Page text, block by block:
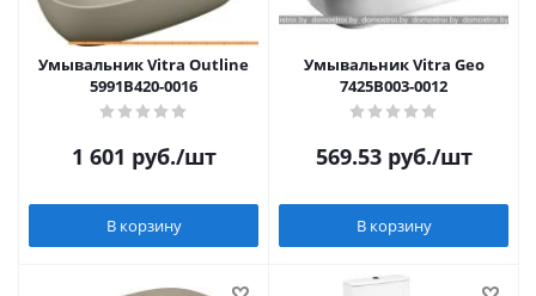
Умывальник Vitra Outline
5991B420-0016
1 601 руб./шт
В корзину
Умывальник Vitra Geo
7425B003-0012
569.53руб./шт
В корзину